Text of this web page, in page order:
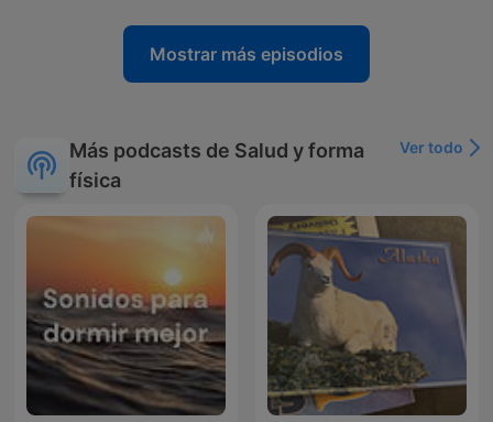
Mostrar más episodios
Más podcasts de Salud y forma
física
Ver todo